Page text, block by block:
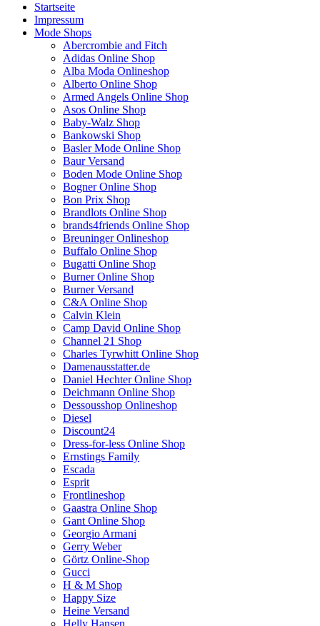
Startseite
Impressum
Mode Shops
Abercrombie and Fitch
Adidas Online Shop
Alba Moda Onlineshop
Alberto Online Shop
Armed Angels Online Shop
Asos Online Shop
Baby-Walz Shop
Bankowski Shop
Basler Mode Online Shop
Baur Versand
Boden Mode Online Shop
Bogner Online Shop
Bon Prix Shop
Brandlots Online Shop
brands4friends Online Shop
Breuninger Onlineshop
Buffalo Online Shop
Bugatti Online Shop
Burner Online Shop
Burner Versand
C&A Online Shop
Calvin Klein
Camp David Online Shop
Channel 21 Shop
Charles Tyrwhitt Online Shop
Damenausstatter.de
Daniel Hechter Online Shop
Deichmann Online Shop
Dessousshop Onlineshop
Diesel
Discount24
Dress-for-less Online Shop
Ernstings Family
Escada
Esprit
Frontlineshop
Gaastra Online Shop
Gant Online Shop
Georgio Armani
Gerry Weber
Görtz Online-Shop
Gucci
H & M Shop
Happy Size
Heine Versand
Helly Hansen